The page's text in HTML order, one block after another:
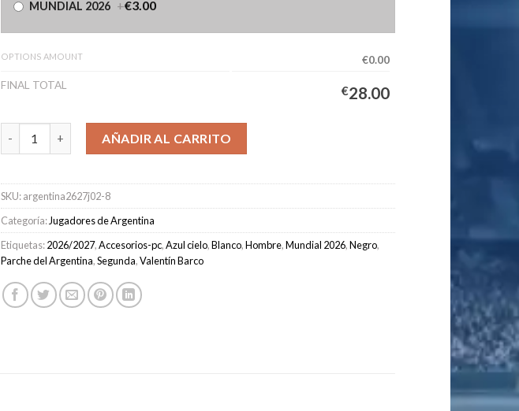
MUNDIAL 2026 +€3.00
OPTIONS AMOUNT
€0.00
FINAL TOTAL
€28.00
Camiseta Argentina Segunda Equipación Hombre 2026/2027 - BARCO #8 cantidad
AÑADIR AL CARRITO
SKU:argentina2627j02-8
Categoría: Jugadores de Argentina
Etiquetas:2026/2027,Accesorios-pc,Azul cielo,Blanco,Hombre,Mundial 2026,Negro,
Parche del Argentina,Segunda,Valentín Barco